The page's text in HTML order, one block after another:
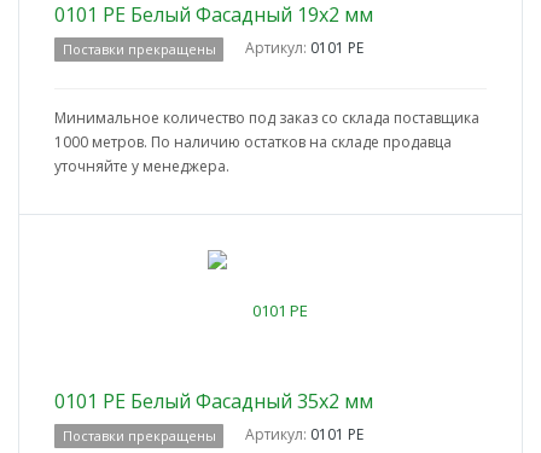
0101 PE Белый Фасадный 19x2 мм
Поставки прекращены Артикул: 0101 PE
Минимальное количество под заказ со склада поставщика
1000 метров. По наличию остатков на складе продавца
уточняйте у менеджера.
0101 PE Белый Фасадный 35x2 мм
Поставки прекращены Артикул: 0101 PE